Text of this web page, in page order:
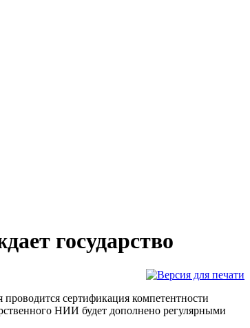
государство
сертификация компетентности
НИИ будет дополнено регулярными